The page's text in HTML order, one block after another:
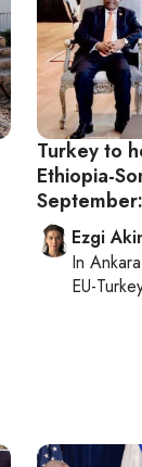
Turkey to
Ethiopia-
Ezgi
In Ankara
EU-